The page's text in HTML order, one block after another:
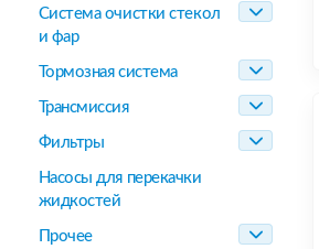
Система очистки стекол
и фар
Тормозная система
Трансмиссия
Фильтры
Насосы для перекачки
жидкостей
Прочее